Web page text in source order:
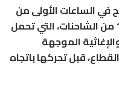
في الساعات الأولى من
صباح اليوم اصطفاف الدفعة الـ185 من الشاحنات، التي تحمل
الموجهة
قبل تحركها باتجاه